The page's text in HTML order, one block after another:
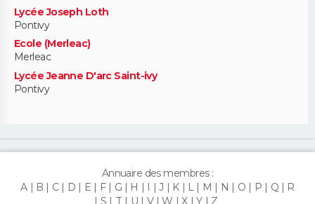
Lycée Joseph Loth
Pontivy
Ecole (Merleac)
Merleac
Lycée Jeanne D'arc Saint-ivy
Pontivy
Annuaire des membres :
A
B C D E F G H I J K L M N O P Q
R
S
T U V W X Y Z